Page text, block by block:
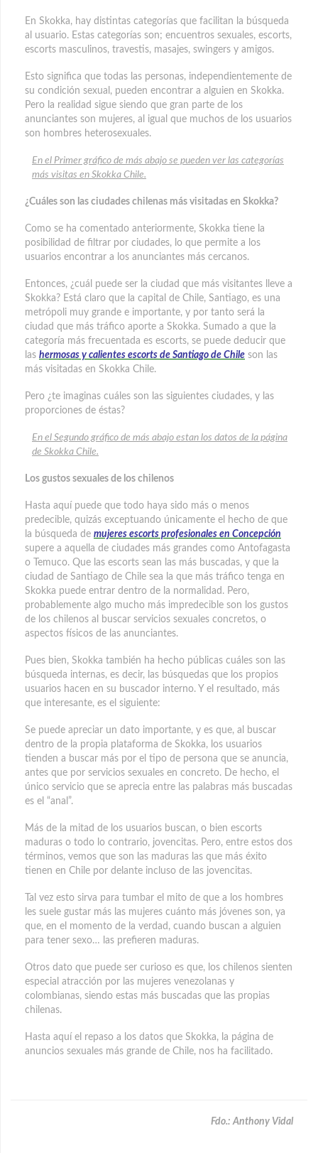
En Skokka, hay distintas categorías que facilitan la búsqueda
al usuario. Estas categorías son; encuentros sexuales, escorts,
escorts masculinos, travestis, masajes, swingers y amigos.
Esto significa que todas las personas, independientemente de
su condición sexual, pueden encontrar a alguien en Skokka.
Pero la realidad sigue siendo que gran parte de los
anunciantes son mujeres, al igual que muchos de los usuarios
son hombres heterosexuales.
En el Primer gráfico de más abajo se pueden ver las categorías
más visitas en Skokka Chile.
¿Cuáles son las ciudades chilenas más visitadas en Skokka?
Como se ha comentado anteriormente, Skokka tiene la
posibilidad de filtrar por ciudades, lo que permite a los
usuarios encontrar a los anunciantes más cercanos.
Entonces, ¿cuál puede ser la ciudad que más visitantes lleve a
Skokka? Está claro que la capital de Chile, Santiago, es una
metrópoli muy grande e importante, y por tanto será la
ciudad que más tráfico aporte a Skokka. Sumado a que la
categoría más frecuentada es escorts, se puede deducir que
las hermosas y calientes escorts de Santiago de Chile son las
más visitadas en Skokka Chile.
Pero ¿te imaginas cuáles son las siguientes ciudades, y las
proporciones de éstas?
En el Segundo gráfico de más abajo estan los datos de la página
de Skokka Chile.
Los gustos sexuales de los chilenos
Hasta aquí puede que todo haya sido más o menos
predecible, quizás exceptuando únicamente el hecho de que
la búsqueda de mujeres escorts profesionales en Concepción
supere a aquella de ciudades más grandes como Antofagasta
o Temuco. Que las escorts sean las más buscadas, y que la
ciudad de Santiago de Chile sea la que más tráfico tenga en
Skokka puede entrar dentro de la normalidad. Pero,
probablemente algo mucho más impredecible son los gustos
de los chilenos al buscar servicios sexuales concretos, o
aspectos físicos de las anunciantes.
Pues bien, Skokka también ha hecho públicas cuáles son las
búsqueda internas, es decir, las búsquedas que los propios
usuarios hacen en su buscador interno. Y el resultado, más
que interesante, es el siguiente:
Se puede apreciar un dato importante, y es que, al buscar
dentro de la propia plataforma de Skokka, los usuarios
tienden a buscar más por el tipo de persona que se anuncia,
antes que por servicios sexuales en concreto. De hecho, el
único servicio que se aprecia entre las palabras más buscadas
es el “anal”.
Más de la mitad de los usuarios buscan, o bien escorts
maduras o todo lo contrario, jovencitas. Pero, entre estos dos
términos, vemos que son las maduras las que más éxito
tienen en Chile por delante incluso de las jovencitas.
Tal vez esto sirva para tumbar el mito de que a los hombres
les suele gustar más las mujeres cuánto más jóvenes son, ya
que, en el momento de la verdad, cuando buscan a alguien
para tener sexo… las prefieren maduras.
Otros dato que puede ser curioso es que, los chilenos sienten
especial atracción por las mujeres venezolanas y
colombianas, siendo estas más buscadas que las propias
chilenas.
Hasta aquí el repaso a los datos que Skokka, la página de
anuncios sexuales más grande de Chile, nos ha facilitado.
Fdo.: Anthony Vidal